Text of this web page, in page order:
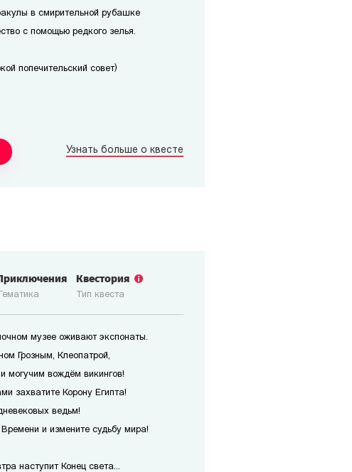
в смирительной рубашке
с помощью редкого зелья.
попечительский совет)
Узнать больше о квесте
Приключения
Тип квеста
Квестория
музее оживают экспонаты.
Грозным, Клеопатрой,
могучим вождём викингов!
захватите Корону Египта!
ведьм!
и измените судьбу мира!
наступит Конец света...